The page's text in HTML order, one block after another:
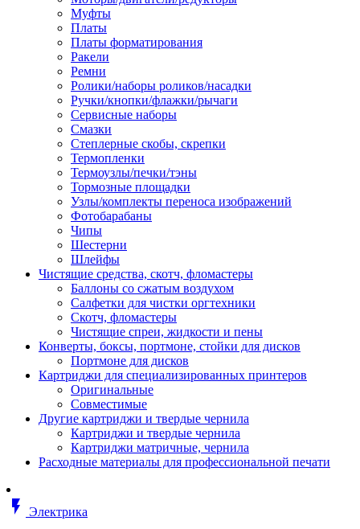
Анкер болтовой
Болт анкерный
Болт с т-образной головкой
Болт с шестигранной головкой
Винт с кольцом
Гайка длинная
Гайка скользящая
Гайка стопорная
Лента монтажная
Основание монтажное для
стяжек и элементов
Растворитель
Саморез
Саморез по дереву
Скоба такелажная, шакл
Стержень резьбовой
Хомут резьбовой u-образной
(стремянка)
Шайба
Шпилька резьбовая
Муфты
Платы
Платы форматирования
Ракели
Ремни
Ролики/наборы роликов/насадки
Ручки/кнопки/флажки/рычаги
Сервисные наборы
Смазки
Степлерные скобы, скрепки
Термопленки
Термоузлы/печки/тэны
Тормозные площадки
Узлы/комплекты переноса изображений
Фотобарабаны
Чипы
Шестерни
Шлейфы
Чистящие средства, скотч, фломастеры
Баллоны со сжатым воздухом
Салфетки для чистки оргтехники
Скотч, фломастеры
Чистящие спреи, жидкости и пены
Конверты, боксы, портмоне, стойки для дисков
Портмоне для дисков
Картриджи для специализированных принтеров
Оригинальные
Совместимые
Другие картриджи и твердые чернила
Картриджи и твердые чернила
Картриджи матричные, чернила
Расходные материалы для профессиональной печати
flash_on
Электрика